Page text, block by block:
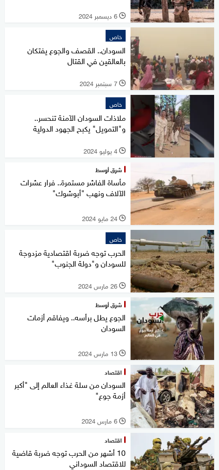
l 6 ديسمبر 2024
خاص
السودان.. القصف والجوع يفتكان
بالعالقين في القتال
l 7 سبتمبر 2024
خاص
ملاذات السودان الآمنة تنحسر..
و"التمويل" يكبح الجهود الدولية
l 4 يوليو 2024
شرق أوسط
مأساة الفاشر مستمرة.. فرار عشرات
الآلاف ونهب "أبوشوك"
l 24 مايو 2024
خاص
الحرب توجه ضربة اقتصادية مزدوجة
للسودان و"دولة الجنوب"
l 26 مارس 2024
شرق أوسط
الجوع يطل برأسه.. ويفاقم أزمات
السودان
l 13 مارس 2024
اقتصاد
السودان من سلة غذاء العالم إلى "أكبر
أزمة جوع"
l 6 مارس 2024
اقتصاد
10 أشهر من الحرب توجه ضربة قاضية
للاقتصاد السوداني